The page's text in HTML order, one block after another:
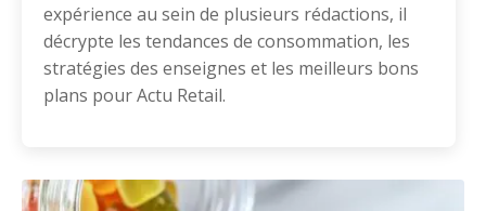
expérience au sein de plusieurs rédactions, il
décrypte les tendances de consommation, les
stratégies des enseignes et les meilleurs bons
plans pour Actu Retail.